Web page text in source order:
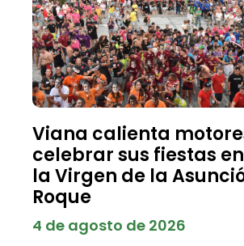
Viana calienta
celebrar sus fiestas
la Virgen de la
Roque
4 de agosto de 2026